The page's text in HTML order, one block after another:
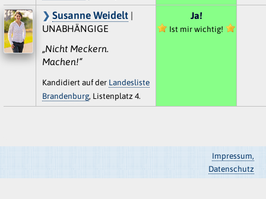
Susanne Weidelt|
UNABHÄNGIGE
„Nicht Meckern.
Machen!“
Kandidiert auf der Landesliste
Brandenburg, Listenplatz 4.
Ja!
Ist mir wichtig!
Impressum,
Datenschutz